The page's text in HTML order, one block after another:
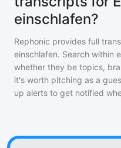
einschlafen?
Rephonic provides full
einschlafen. Search within
whether they be topics,
it's worth pitching as a
up alerts to get notified